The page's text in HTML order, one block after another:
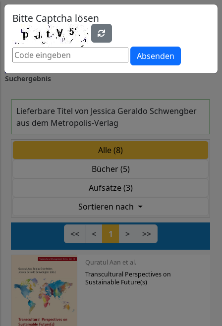
Bitte Captcha lösen
Absenden
Suchergebnis
Lieferbare Titel von Jessica Geraldo Schwengber
aus dem Metropolis-Verlag
Alle (8)
Bücher (5)
Aufsätze (3)
Sortieren nach
<< < 1 > >>
Quratul Aan et al.
Transcultural Perspectives on
Sustainable Future(s)